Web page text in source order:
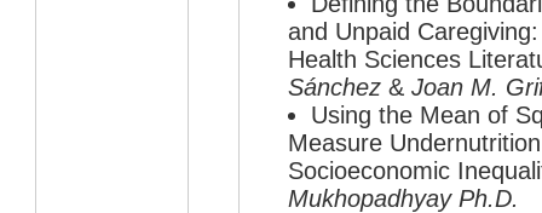
and Unpaid
Health Sciences
Sánchez &Joan M.
Using the Mean of
Measure
Socioeconomic
Mukhopadhyay Ph.D.